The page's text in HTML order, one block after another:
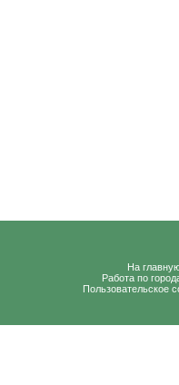
На
Работа по
Пользовательское